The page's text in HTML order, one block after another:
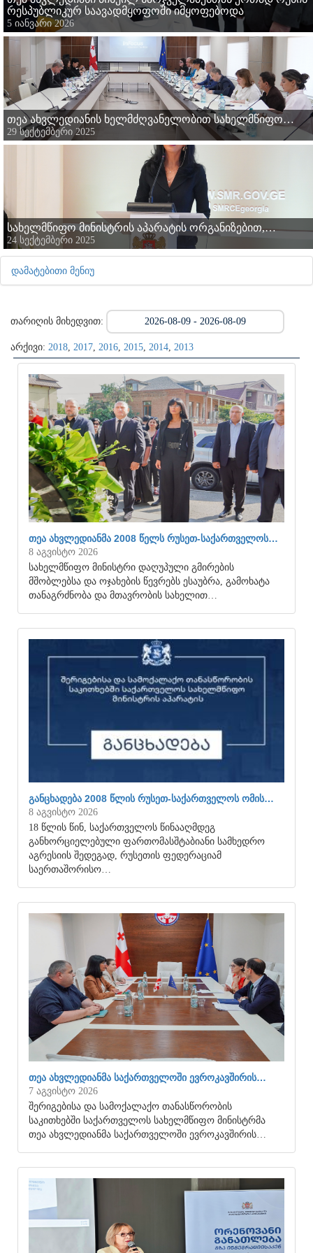
რესპუბლიკურ საავადმყოფოში იმყოფებოდა
5 იანვარი 2026
თეა ახვლედიანის ხელმძღვანელობით სახელმწიფო…
29 სექტემბერი 2025
სახელმწიფო მინისტრის აპარატის ორგანიზებით,…
24 სექტემბერი 2025
ᲓᲐᲛᲐᲢᲔᲑᲘᲗᲘ ᲛᲔᲜᲘᲣ
თარიღის მიხედვით:
არქივი: 2018, 2017, 2016, 2015, 2014, 2013
ᲗᲔᲐ ᲐᲮᲕᲚᲔᲓᲘᲐᲜᲛᲐ 2008 ᲬᲔᲚᲡ ᲠᲣᲡᲔᲗ-ᲡᲐᲥᲐᲠᲗᲕᲔᲚᲝᲡ…
8 აგვისტო 2026
სახელმწიფო მინისტრი დაღუპული გმირების
მშობლებსა და ოჯახების წევრებს ესაუბრა, გამოხატა
თანაგრძნობა და მთავრობის სახელით…
ᲒᲐᲜᲪᲮᲐᲓᲔᲑᲐ 2008 ᲬᲚᲘᲡ ᲠᲣᲡᲔᲗ-ᲡᲐᲥᲐᲠᲗᲕᲔᲚᲝᲡ ᲝᲛᲘᲡ…
8 აგვისტო 2026
18 წლის წინ, საქართველოს წინააღმდეგ
განხორციელებული ფართომასშტაბიანი სამხედრო
აგრესიის შედეგად, რუსეთის ფედერაციამ
საერთაშორისო…
ᲗᲔᲐ ᲐᲮᲕᲚᲔᲓᲘᲐᲜᲛᲐ ᲡᲐᲥᲐᲠᲗᲕᲔᲚᲝᲨᲘ ᲔᲕᲠᲝᲙᲐᲕᲨᲘᲠᲘᲡ…
7 აგვისტო 2026
შერიგებისა და სამოქალაქო თანასწორობის
საკითხებში საქართველოს სახელმწიფო მინისტრმა
თეა ახვლედიანმა საქართველოში ევროკავშირის…